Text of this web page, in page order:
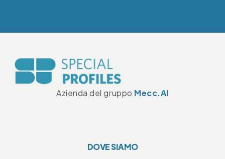
Azienda del gruppo Mecc.Al
DOVE SIAMO